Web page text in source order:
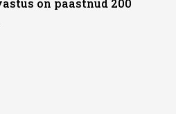
on päästnud 200